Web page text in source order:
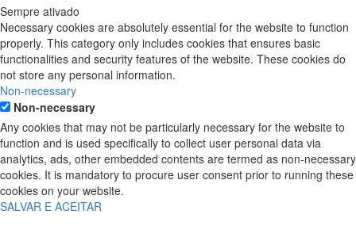
Sempre ativado
Necessary cookies are absolutely essential for the website to function
properly. This category only includes cookies that ensures basic
functionalities and security features of the website. These cookies do
not store any personal information.
Non-necessary
Non-necessary
Any cookies that may not be particularly necessary for the website to
function and is used specifically to collect user personal data via
analytics, ads, other embedded contents are termed as non-necessary
cookies. It is mandatory to procure user consent prior to running these
cookies on your website.
SALVAR E ACEITAR